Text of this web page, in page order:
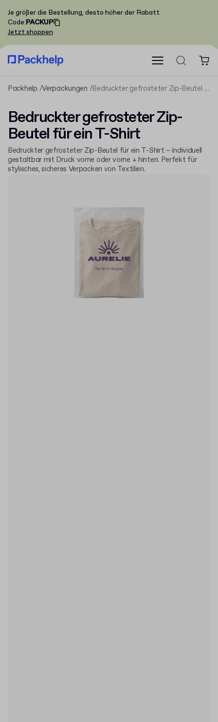
Je größer die Bestellung, desto höher der Rabatt
Code:PACKUP
Jetzt shoppen
Packhelp Verpackungen Bedruckter gefrosteter Zip-Beutel für ein T-Shirt
Bedruckter gefrosteter Zip-
Beutel für ein T-Shirt
Bedruckter gefrosteter Zip-Beutel für ein T-Shirt – individuell
gestaltbar mit Druck vorne oder vorne + hinten. Perfekt für
stylisches, sicheres Verpacken von Textilien.